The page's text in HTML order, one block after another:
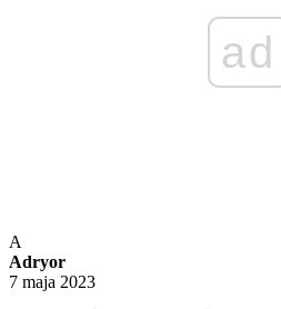
ad
A
Adryor
7 maja 2023